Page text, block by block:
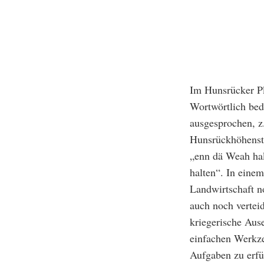
Im Hunsrücker
Wortwörtlich
ausgesprochen,
„enn dä Weah
halten“. In
Landwirtschaft
auch noch
kriegerische
einfachen
Aufgaben zu